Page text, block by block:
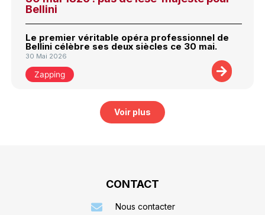
Bellini
Le premier véritable opéra professionnel de
Bellini célèbre ses deux siècles ce 30 mai.
30 Mai 2026
Zapping
Voir plus
CONTACT
Nous contacter